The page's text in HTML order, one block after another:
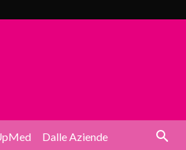
Dalle Aziende